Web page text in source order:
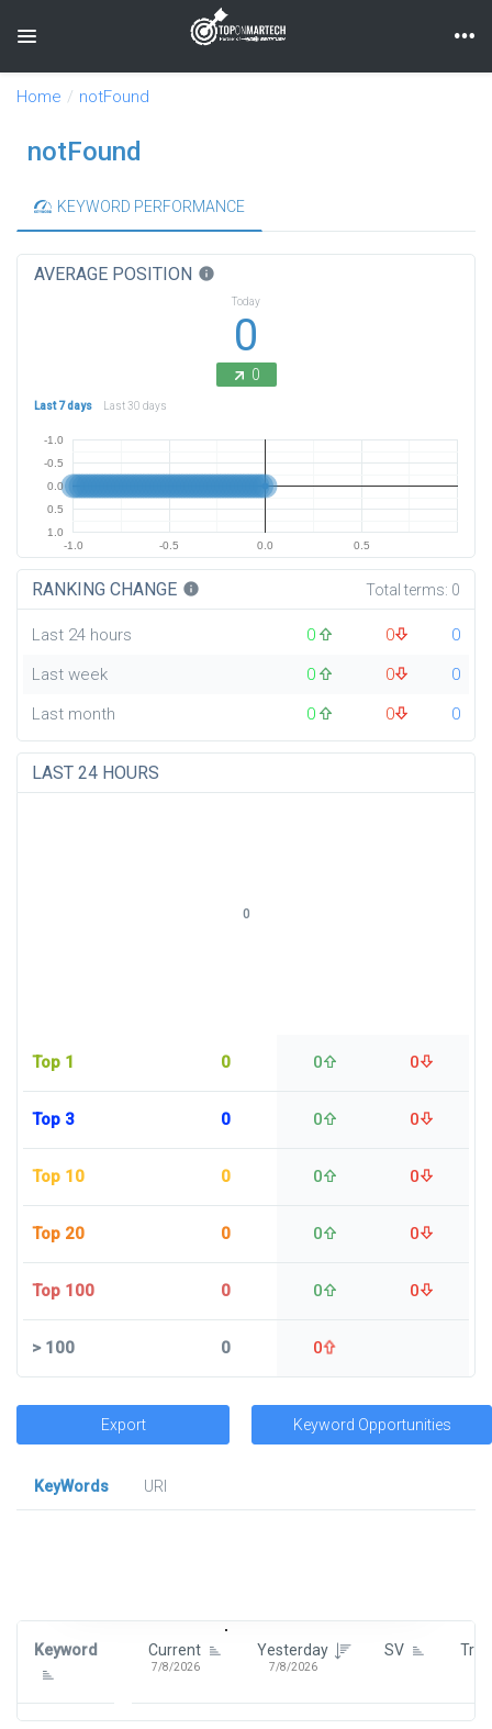
Toggle navigation
Home notFound
notFound
KEYWORD PERFORMANCE
AVERAGE POSITION info
Today
0
0
Last 7 days Last 30 days
-1.0 -0.5 0.0 0.5
-1.0
-0.5
0.0
0.5
1.0
RANKING CHANGE info Total terms: 0
Last 24 hours 0 0
0
Last week
0 0
0
Last month
0 0 0
LAST 24 HOURS
Top 1 0 0 0
Top 3 0 0 0
Top 10 0 0 0
Top 20 0 0 0
Top 100 0 0 0
>100 0 0
0
Export Keyword Opportunities
KeyWords
URl
Keyword Current
7/8/2026
Yesterday
7/8/2026
SV